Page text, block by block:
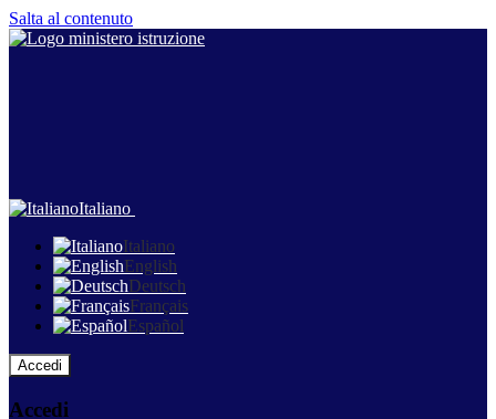
Salta al contenuto
Italiano
Italiano
English
Deutsch
Français
Español
Accedi
Accedi